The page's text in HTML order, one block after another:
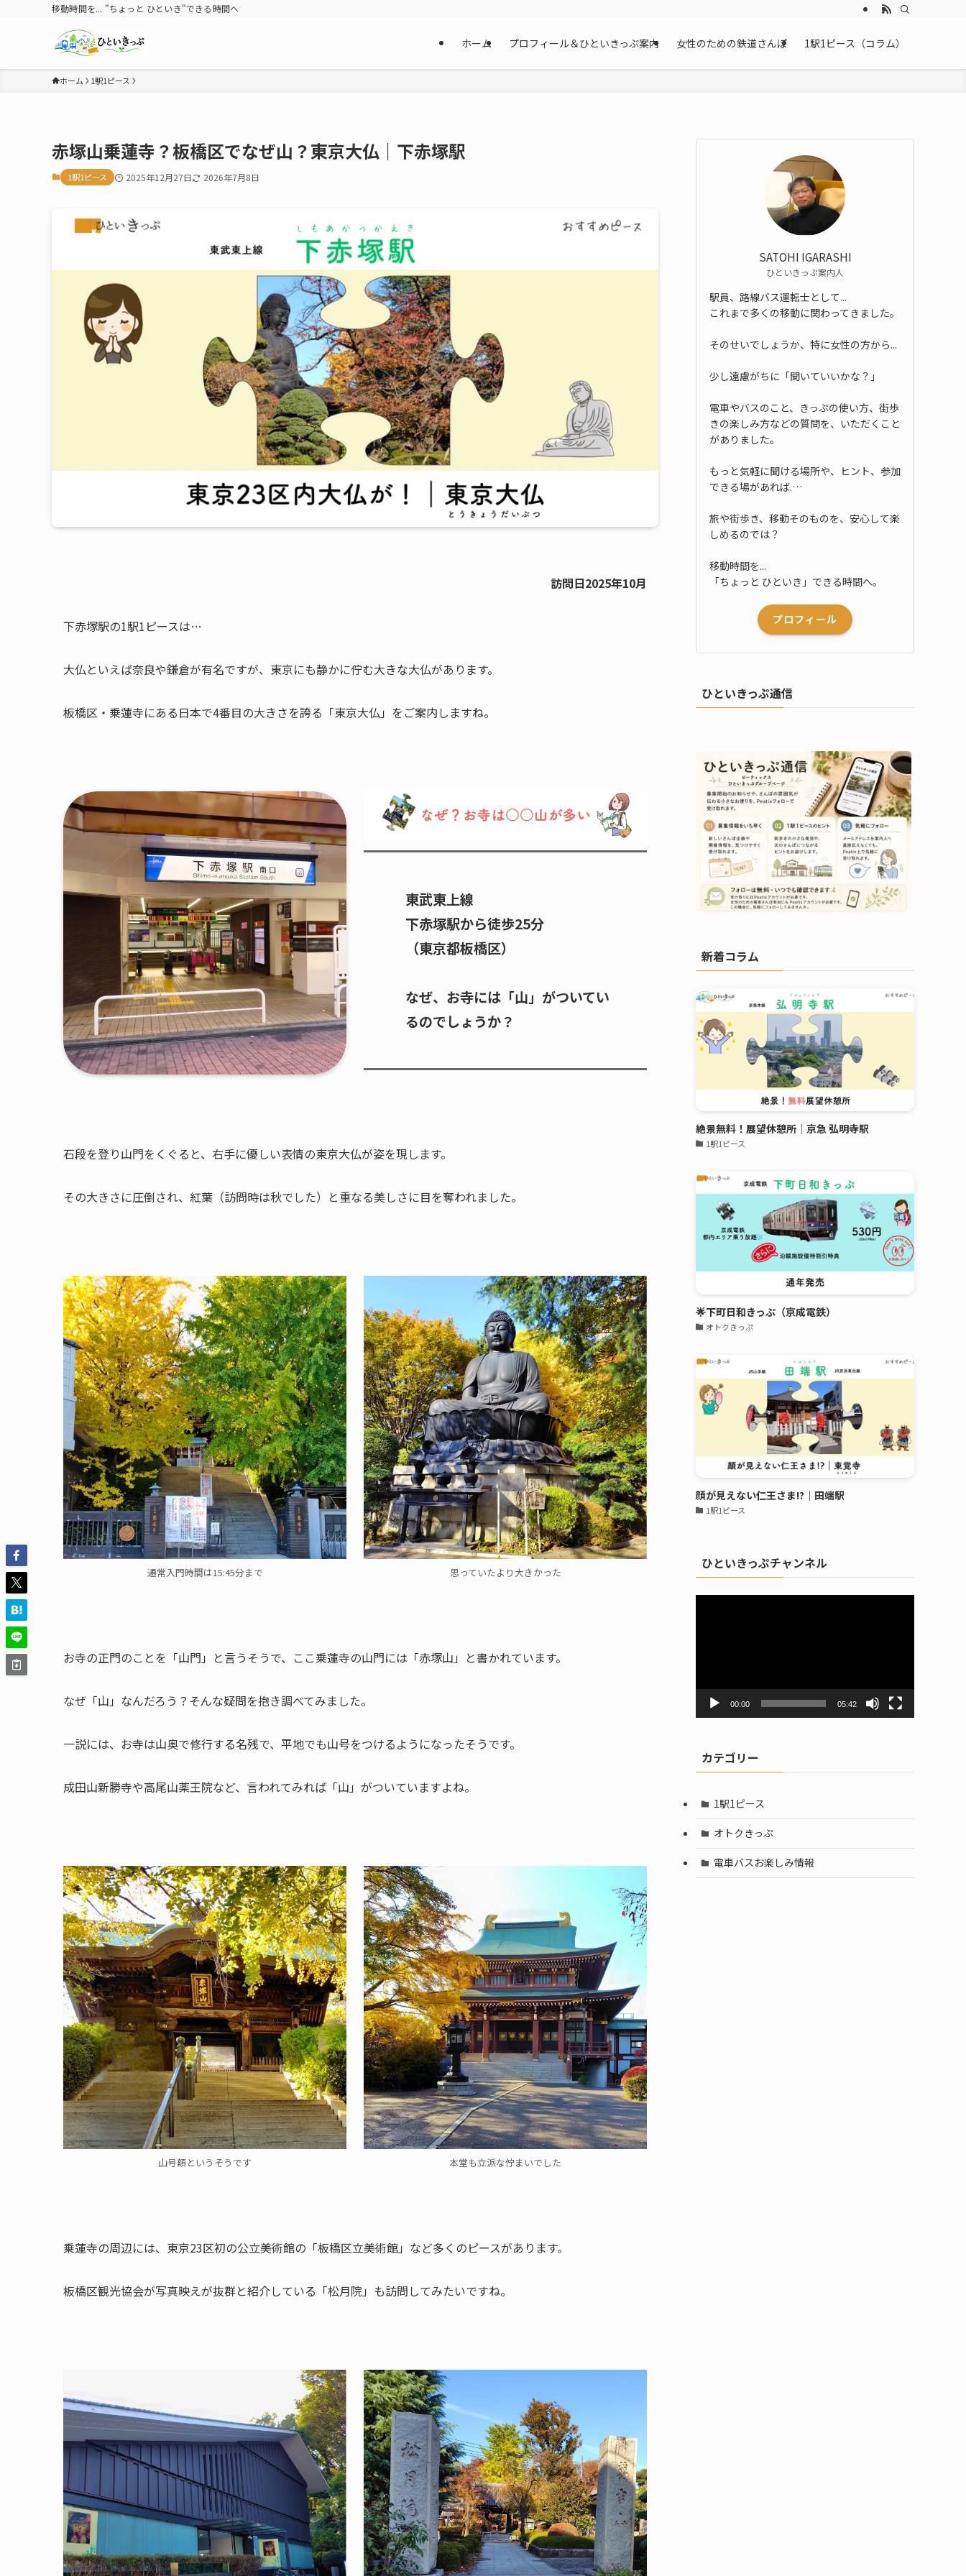
移動時間を... "ちょっと ひといき"できる時間へ
ホーム プロフィール＆ひといきっぷ案内 女性のための鉄道さんぽ 1駅1ピース（コラム）
ホーム 1駅1ピース
赤塚山乗蓮寺？板橋区でなぜ山？東京大仏｜下赤塚駅
1駅1ピース 2025年12月27日 2026年7月8日
訪問日2025年10月
下赤塚駅の1駅1ピースは…
大仏といえば奈良や鎌倉が有名ですが、東京にも静かに佇む大きな大仏があります。
板橋区・乗蓮寺にある日本で4番目の大きさを誇る「東京大仏」をご案内しますね。
東武東上線
下赤塚駅から徒歩25分
（東京都板橋区）
なぜ、お寺には「山」がついてい
るのでしょうか？
石段を登り山門をくぐると、右手に優しい表情の東京大仏が姿を現します。
その大きさに圧倒され、紅葉（訪問時は秋でした）と重なる美しさに目を奪われました。
通常入門時間は15:45分まで 思っていたより大きかった
お寺の正門のことを「山門」と言うそうで、ここ乗蓮寺の山門には「赤塚山」と書かれています。
なぜ「山」なんだろう？そんな疑問を抱き調べてみました。
一説には、お寺は山奥で修行する名残で、平地でも山号をつけるようになったそうです。
成田山新勝寺や高尾山薬王院など、言われてみれば「山」がついていますよね。
山号額というそうです 本堂も立派な佇まいでした
乗蓮寺の周辺には、東京23区初の公立美術館の「板橋区立美術館」など多くのピースがあります。
板橋区観光協会が写真映えが抜群と紹介している「松月院」も訪問してみたいですね。
SATOHI IGARASHI
ひといきっぷ案内人
駅員、路線バス運転士として...
これまで多くの移動に関わってきました。
そのせいでしょうか、特に女性の方から...
少し遠慮がちに「聞いていいかな？」
電車やバスのこと、きっぷの使い方、街歩
きの楽しみ方などの質問を、いただくこと
がありました。
もっと気軽に聞ける場所や、ヒント、参加
できる場があれば.…
旅や街歩き、移動そのものを、安心して楽
しめるのでは？
移動時間を...
「ちょっと ひといき」できる時間へ。
プロフィール
ひといきっぷ通信
新着コラム
絶景無料！展望休憩所｜京急 弘明寺駅
1駅1ピース
🌟下町日和きっぷ（京成電鉄）
オトクきっぷ
顔が見えない仁王さま!?｜田端駅
1駅1ピース
ひといきっぷチャンネル
00:00 05:42
カテゴリー
1駅1ピース
オトクきっぷ
電車バスお楽しみ情報